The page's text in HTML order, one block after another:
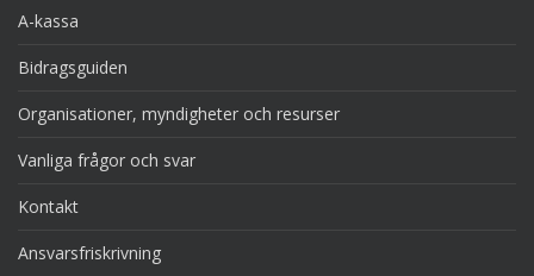
A-kassa
Bidragsguiden
Organisationer, myndigheter och resurser
Vanliga frågor och svar
Kontakt
Ansvarsfriskrivning